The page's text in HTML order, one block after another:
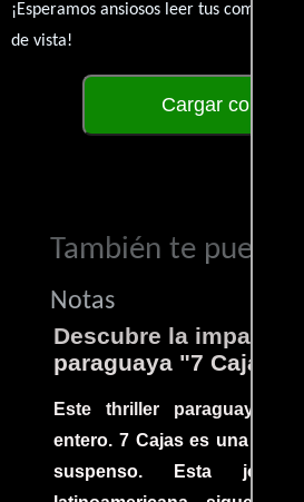
¡Esperamos ansiosos leer tus
de vista!
Cargar
También te puede
Notas
Descubre la
paraguaya "7 Cajas"
Este thriller paraguayo
entero. 7 Cajas es una
suspenso. Esta joya